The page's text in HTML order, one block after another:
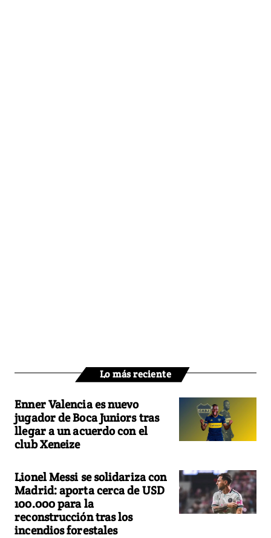
Lo más reciente
Enner Valencia es nuevo
jugador de Boca Juniors tras
llegar a un acuerdo con el
club Xeneize
Lionel Messi se solidariza con
Madrid: aporta cerca de USD
100.000 para la
reconstrucción tras los
incendios forestales